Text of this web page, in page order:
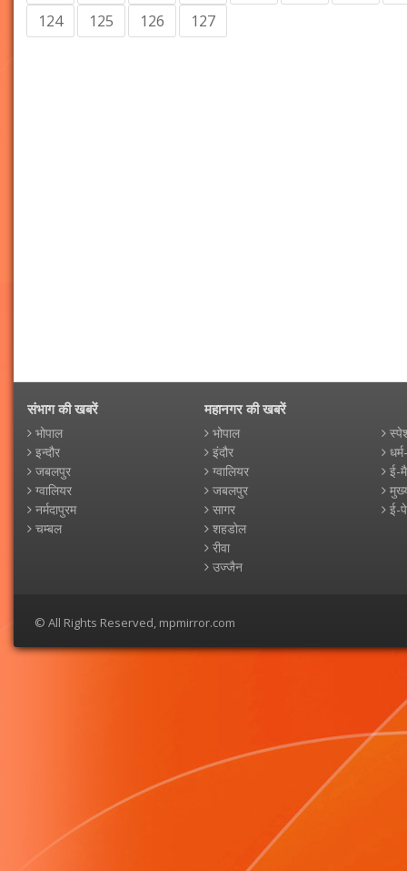
124
125 126 127
संभाग की खबरें
भोपाल
इन्दौर
जबलपुर
ग्वालियर
नर्मदापुरम
चम्बल
महानगर की खबरें
भोपाल
इंदौर
ग्वालियर
जबलपुर
सागर
शहडोल
रीवा
उज्जैन
ई-
ई-
© All Rights Reserved, mpmirror.com